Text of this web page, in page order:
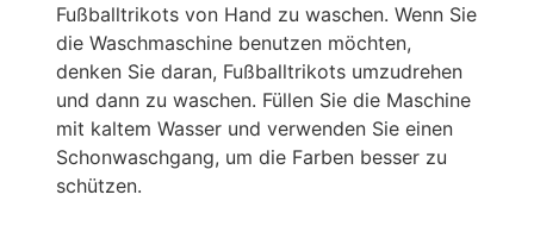
Fußballtrikots von Hand zu waschen. Wenn Sie
die Waschmaschine benutzen möchten,
denken Sie daran, Fußballtrikots umzudrehen
und dann zu waschen. Füllen Sie die Maschine
mit kaltem Wasser und verwenden Sie einen
Schonwaschgang, um die Farben besser zu
schützen.